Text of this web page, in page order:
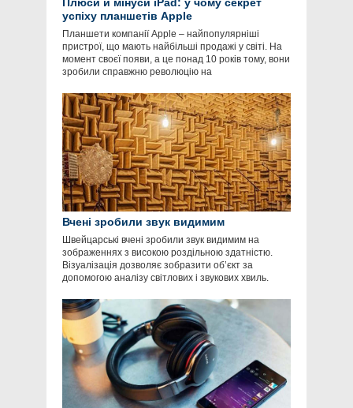
Плюси й мінуси iPad: у чому секрет
успіху планшетів Apple
Планшети компанії Apple – найпопулярніші
пристрої, що мають найбільші продажі у світі. На
момент своєї появи, а це понад 10 років тому, вони
зробили справжню революцію на
Вчені зробили звук видимим
Швейцарські вчені зробили звук видимим на
зображеннях з високою роздільною здатністю.
Візуалізація дозволяє зобразити об’єкт за
допомогою аналізу світлових і звукових хвиль.